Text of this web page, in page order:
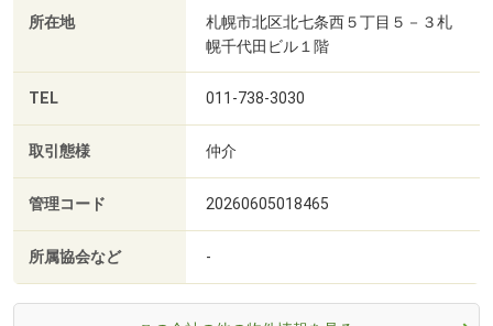
所在地
札幌市北区北七条西５丁目５－３札
幌千代田ビル１階
TEL 011-738-3030
取引態様 仲介
管理コード 20260605018465
所属協会など -